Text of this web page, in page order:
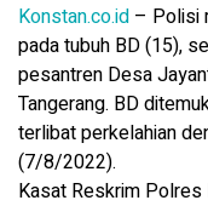
Konstan.co.id – Polisi
pada tubuh BD (15),
pesantren Desa
Tangerang. BD
terlibat perkelahian
(7/8/2022).
Kasat Reskrim Polres